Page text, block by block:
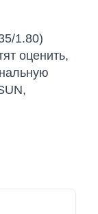
1.80)
оценить,